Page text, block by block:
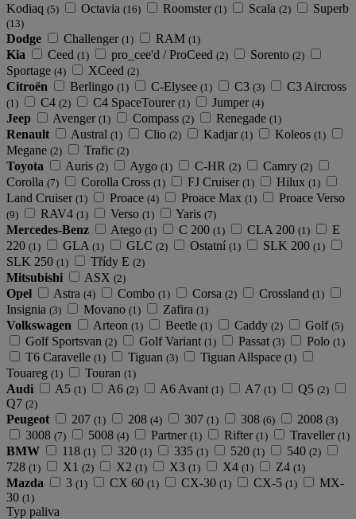
Kodiaq (5) Octavia (16) Roomster (1) Scala (2) Superb
(13)
Dodge Challenger (1) RAM (1)
Kia Ceed (1) pro_cee'd / ProCeed (2) Sorento (2)
Sportage (4) XCeed (2)
Citroën Berlingo (1) C-Elysee (1) C3 (3) C3 Aircross
(1) C4 (2) C4 SpaceTourer (1) Jumper (4)
Jeep Avenger (1) Compass (2) Renegade (1)
Renault Austral (1) Clio (2) Kadjar (1) Koleos (1)
Megane (2) Trafic (2)
Toyota Auris (2) Aygo (1) C-HR (2) Camry (2)
Corolla (7) Corolla Cross (1) FJ Cruiser (1) Hilux (1)
Land Cruiser (1) Proace (4) Proace Max (1) Proace Verso
(9) RAV4 (1) Verso (1) Yaris (7)
Mercedes-Benz Atego (1) C 200 (1) CLA 200 (1)
E
220 (1) GLA (1) GLC (2) Ostatní (1) SLK 200 (1)
SLK 250 (1) Třídy E (2)
Mitsubishi ASX (2)
Opel Astra (4) Combo (1) Corsa (2) Crossland (1)
Insignia (3) Movano (1) Zafira (1)
Volkswagen Arteon (1) Beetle (1) Caddy (2) Golf (5)
Golf Sportsvan (2) Golf Variant (1) Passat (3) Polo (1)
T6 Caravelle (1) Tiguan (3) Tiguan Allspace (1)
Touareg (1) Touran (1)
Audi A5 (1) A6 (2) A6 Avant (1) A7 (1) Q5 (2)
Q7 (2)
Peugeot 207 (1) 208 (4) 307 (1) 308 (6) 2008 (3)
3008 (7) 5008 (4) Partner (1) Rifter (1) Traveller (1)
BMW 118 (1) 320 (1) 335 (1) 520 (1) 540 (2)
728 (1) X1 (2) X2 (1) X3 (1) X4 (1) Z4 (1)
Mazda 3 (1) CX 60 (1) CX-30 (1) CX-5 (1)
MX-
30 (1)
Typ paliva